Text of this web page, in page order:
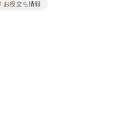
お役立ち情報